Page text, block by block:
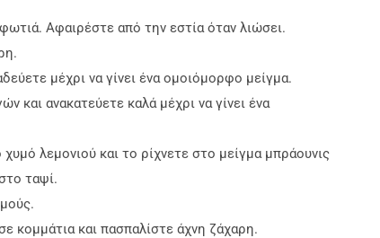
Αφαιρέστε από την εστία όταν λιώσει.
μέχρι να γίνει ένα ομοιόμορφο μείγμα.
και ανακατεύετε καλά μέχρι να γίνει ένα
λεμονιού και το ρίχνετε στο μείγμα μπράουνις
ταψί.
και πασπαλίστε άχνη ζάχαρη.